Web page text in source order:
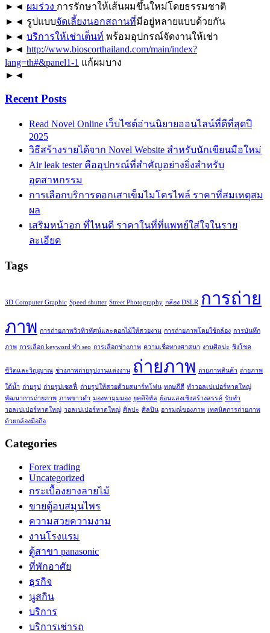
►◄ ผมร่วง การรักษาให้เส้นผมขึ้นใหม่โดยธรรมชาติ
►◄ รูปแบบจัดเลี้ยงนอกสถานที่มีอยู่หลายแบบด้วยกัน
►◄ บริการให้เช่าเต็นท์ พร้อมอุปกรณ์จัดงานให้เช่า
►◄ http://www.bioscorthailand.com/main/index?
lang=th#&panel1-1 แก้ผมบาง
►◄
Recent Posts
Read Novel Online เว็บไซต์อ่านนิยายออนไลน์ที่ดีที่สุดปี
2025
วิธีสร้างรายได้จาก Novel Website สำหรับนักเขียนมือใหม่
Air leak tester คืออุปกรณ์ที่สำคัญอย่างยิ่งสำหรับ
อุตสาหกรรม
การเลือกบริการตอกเสาเข็มไมโครไพล์ ราคาที่สมเหตุสม
ผล
เสริมหน้าอก ที่ไหนดี ราคาในที่ที่แพทย์ใส่ใจในราย
ละเอียด
Tags
3D Computer Graphic Speed shutter Street Photography กล้อง DSLR
การถ่าย
ภาพ การถ่ายภาพวิวทิวทัศน์และดอกไม้ให้สวยงาม การถ่ายภาพโดยใช้กล้อง การบันทึก
ภาพ การเลือก keyword ทำ seo การเลือกช่างภาพ ความเชื่อทางศาสนา งานศิลปะ ชิงโชค
ชีวิตและวิญญาณ ช่างภาพถ่ายรูปงานแต่งงาน ถ่ายภาพ ถ่ายภาพสินค้า ถ่ายภาพ
ใต้น้ำ ถ่ายรูป ถ่ายรูปเซลฟี่ ถ่ายรูปให้สวยด้วยสมาร์ทโฟน ทฤษฎีสี ทำวอลเปเปอร์หาดใหญ่
พัฒนาการถ่ายภาพ ภาพขาวดำ มองหามุมมอง ยุคดิจิทัล ย้อนแสงเชิงสร้างสรรค์ รับทำ
วอลเปเปอร์หาดใหญ่ วอลเปเปอร์หาดใหญ่ ศิลปะ ศิลปิน อารมณ์ของภาพ เทคนิคการถ่ายภาพ
ด้วยกล้องมือถือ
Categories
Forex trading
Uncategorized
กระเบื้องยางลายไม้
ขายตู้อบสมุนไพร
ความสวยความงาม
งานโรงแรม
ตู้สาขา panasonic
ที่พักอาศัย
ธุรกิจ
นูสกิน
บริการ
บริการเช่ารถ